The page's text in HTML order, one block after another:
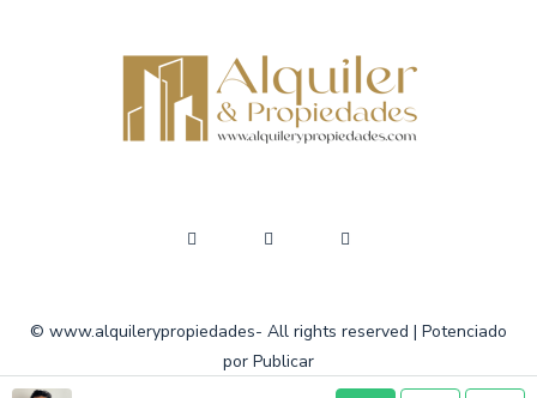
© www.alquilerypropiedades- All rights reserved | Potenciado
por Publicar